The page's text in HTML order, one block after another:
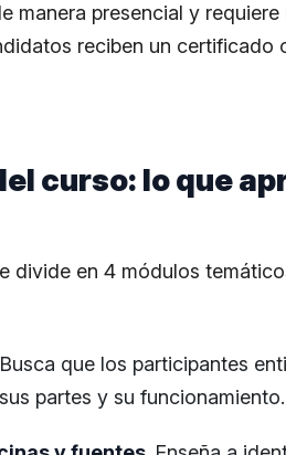
manera presencial y
reciben un certificado
curso: lo que
divide en 4 módulos
Busca que los participantes
partes y su funcionamiento.